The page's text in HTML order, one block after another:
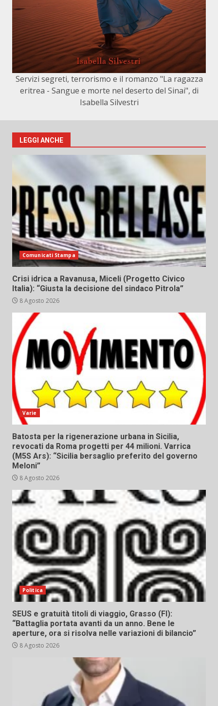
Servizi segreti, terrorismo e il romanzo "La ragazza
eritrea - Sangue e morte nel deserto del Sinai", di
Isabella Silvestri
LEGGI ANCHE
Comunicati Stampa
Crisi idrica a Ravanusa, Miceli (Progetto Civico
Italia): “Giusta la decisione del sindaco Pitrola”
8 Agosto 2026
Varie
Batosta per la rigenerazione urbana in Sicilia,
revocati da Roma progetti per 44 milioni. Varrica
(M5S Ars): “Sicilia bersaglio preferito del governo
Meloni”
8 Agosto 2026
Politica
SEUS e gratuità titoli di viaggio, Grasso (FI):
“Battaglia portata avanti da un anno. Bene le
aperture, ora si risolva nelle variazioni di bilancio”
8 Agosto 2026